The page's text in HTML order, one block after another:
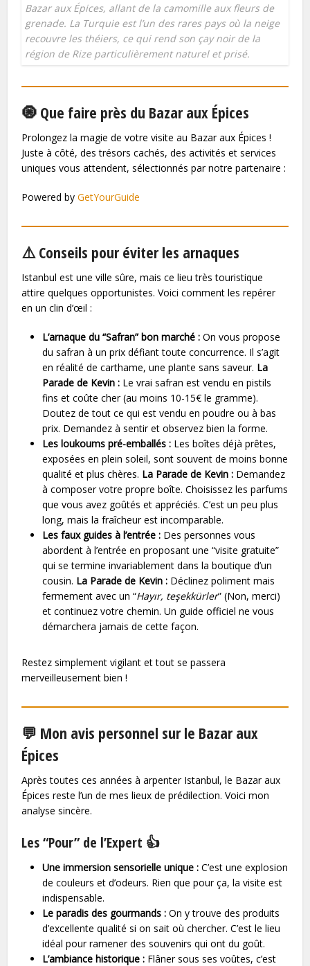
Bazar aux Épices, allant de la camomille aux fleurs de
grenade. La Turquie est l’un des rares pays où la neige
recouvre les théiers, ce qui rend son çay noir de la
région de Rize particulièrement naturel et prisé.
🧿 Que faire près du Bazar aux Épices
Prolongez la magie de votre visite au Bazar aux Épices !
Juste à côté, des trésors cachés, des activités et services
uniques vous attendent, sélectionnés par notre partenaire :
Powered byGetYourGuide
⚠️ Conseils pour éviter les arnaques
Istanbul est une ville sûre, mais ce lieu très touristique
attire quelques opportunistes. Voici comment les repérer
en un clin d’œil :
L’arnaque du “Safran” bon marché : On vous propose
du safran à un prix défiant toute concurrence. Il s’agit
en réalité de carthame, une plante sans saveur. La
Parade de Kevin : Le vrai safran est vendu en pistils
fins et coûte cher (au moins 10-15€ le gramme).
Doutez de tout ce qui est vendu en poudre ou à bas
prix. Demandez à sentir et observez bien la forme.
Les loukoums pré-emballés : Les boîtes déjà prêtes,
exposées en plein soleil, sont souvent de moins bonne
qualité et plus chères. La Parade de Kevin : Demandez
à composer votre propre boîte. Choisissez les parfums
que vous avez goûtés et appréciés. C’est un peu plus
long, mais la fraîcheur est incomparable.
Les faux guides à l’entrée : Des personnes vous
abordent à l’entrée en proposant une “visite gratuite”
qui se termine invariablement dans la boutique d’un
cousin. La Parade de Kevin : Déclinez poliment mais
fermement avec un “Hayır, teşekkürler” (Non, merci)
et continuez votre chemin. Un guide officiel ne vous
démarchera jamais de cette façon.
Restez simplement vigilant et tout se passera
merveilleusement bien !
💬 Mon avis personnel sur le Bazar aux
Épices
Après toutes ces années à arpenter Istanbul, le Bazar aux
Épices reste l’un de mes lieux de prédilection. Voici mon
analyse sincère.
Les “Pour” de l’Expert 👍
Une immersion sensorielle unique : C’est une explosion
de couleurs et d’odeurs. Rien que pour ça, la visite est
indispensable.
Le paradis des gourmands : On y trouve des produits
d’excellente qualité si on sait où chercher. C’est le lieu
idéal pour ramener des souvenirs qui ont du goût.
L’ambiance historique : Flâner sous ses voûtes, c’est